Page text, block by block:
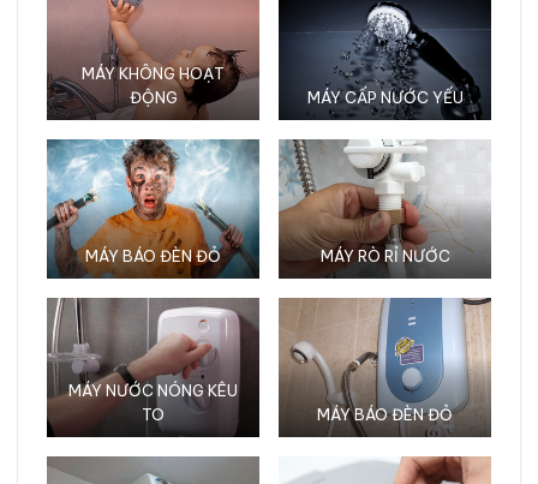
MÁY KHÔNG HOẠT
ĐỘNG
MÁY CẤP NƯỚC YẾU
MÁY BÁO ĐÈN ĐỎ MÁY RÒ RỈ NƯỚC
MÁY NƯỚC NÓNG KÊU
TO
MÁY BÁO ĐÈN ĐỎ